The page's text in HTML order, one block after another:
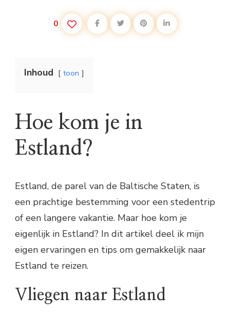
0
Inhoud toon
Hoe kom je in
Estland?
Estland, de parel van de Baltische Staten, is
een prachtige bestemming voor een stedentrip
of een langere vakantie. Maar hoe kom je
eigenlijk in Estland? In dit artikel deel ik mijn
eigen ervaringen en tips om gemakkelijk naar
Estland te reizen.
Vliegen naar Estland